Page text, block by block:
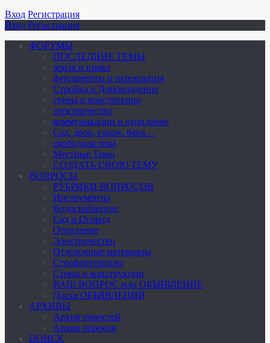
Вход Регистрация
Вход Регистрация
ФОРУМЫ
ПОСЛЕДНИЕ ТЕМЫ
земля и право
фундаменты и перекрытия
Стройка и Домовладение
стены и конструкции
электричество
коммуникации и отопление
Cад, двор, гараж, баня…
свободная тема
Местные Темы
СОЗДАТЬ СВОЮ ТЕМУ
ВОПРОСЫ
РУБРИКИ ВОПРОСОВ
Инструменты
Водоснабжение
Сад и Огород
Отопление
Электричество
Отделочные материалы
Стройматериалы
Стены и конструкции
ВАШ ВОПРОС или ОБЪЯВЛЕНИЕ
Доска ОБЪЯВЛЕНИЙ
АРХИВЫ
Архив новостей
Архив опросов
ПОИСК